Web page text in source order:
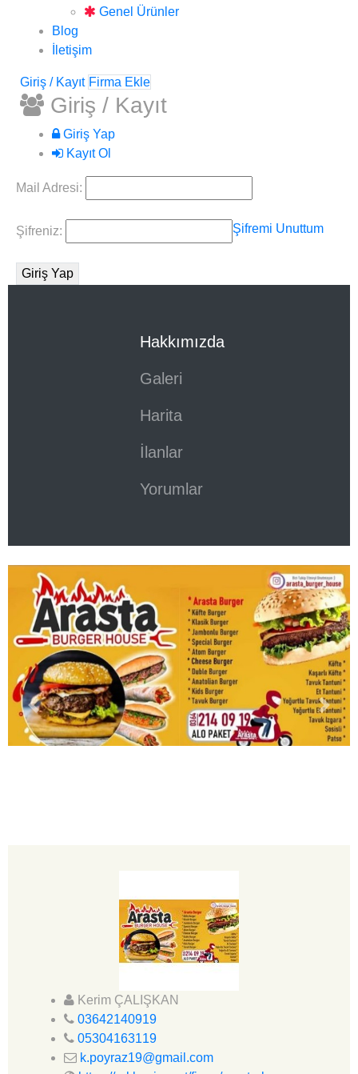
Genel Ürünler
Blog
İletişim
Giriş / Kayıt Firma Ekle
Giriş / Kayıt
Giriş Yap
Kayıt Ol
Mail Adresi:
Şifreniz: Şifremi Unuttum
Hakkımızda
Galeri
Harita
İlanlar
Yorumlar
Previous Next
Kerim ÇALIŞKAN
03642140919
05304163119
k.poyraz19@gmail.com